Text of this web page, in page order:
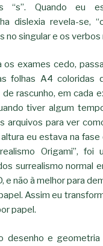
“s”. Quando eu
dislexia revela-se,
no singular e os verbos
os exames cedo,
folhas A4 coloridas
rascunho, em cada
tiver algum
arquivos para ver
eu estava na fase
Origami”, foi
surrealismo normal
e não à melhor para
Assim eu
papel.
desenho e geometria